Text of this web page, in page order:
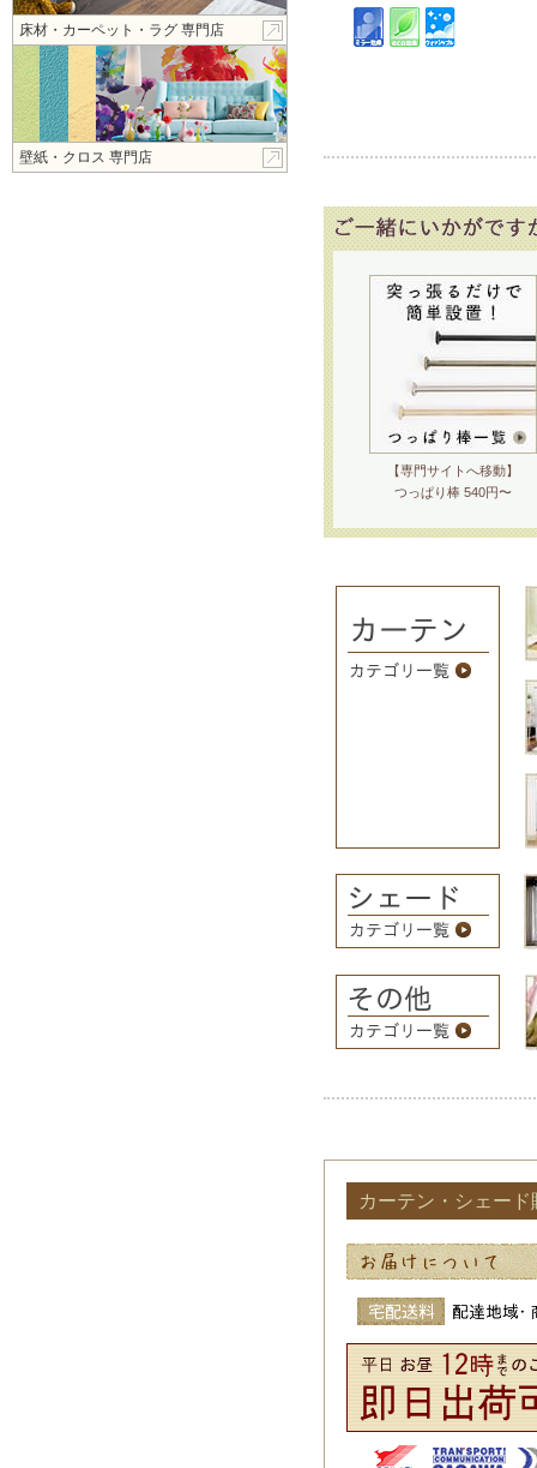
【専門サイトへ移動】
つっぱり棒 540円〜
カーテン・シェー
床材・カーペット・ラグ 専門店
壁紙・クロス 専門店